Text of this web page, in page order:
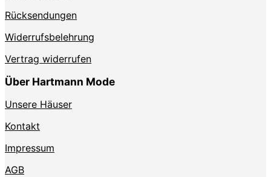
Rücksendungen
Widerrufsbelehrung
Vertrag widerrufen
Über Hartmann Mode
Unsere Häuser
Kontakt
Impressum
AGB